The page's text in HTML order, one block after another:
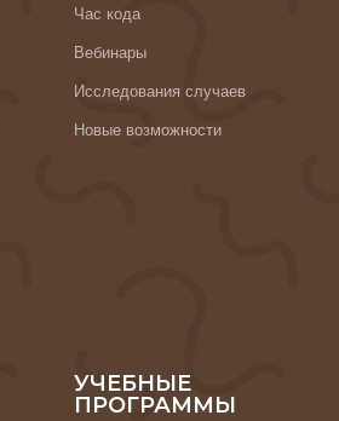
Час кода
Вебинары
Исследования случаев
Новые возможности
УЧЕБНЫЕ
ПРОГРАММЫ